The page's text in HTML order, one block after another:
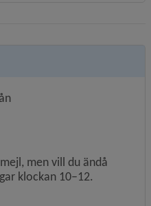
men vill du ändå
klockan 10–12.